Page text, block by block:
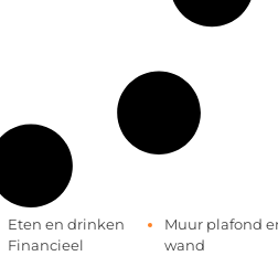
Eten en drinken
Financieel
Muur plafond
wand